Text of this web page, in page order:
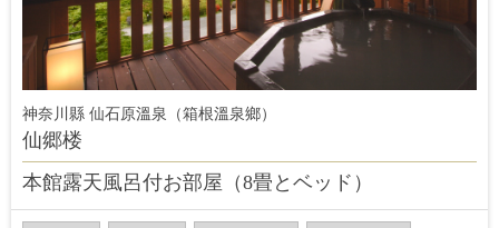
神奈川縣 仙石原溫泉（箱根溫泉鄉）
仙郷楼
本館露天風呂付お部屋（8畳とベッド）